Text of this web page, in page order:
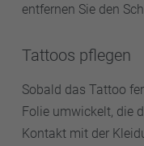
entfernen Sie den
Tattoos pflegen
Sobald das Tattoo
Folie umwickelt, die
Kontakt mit der